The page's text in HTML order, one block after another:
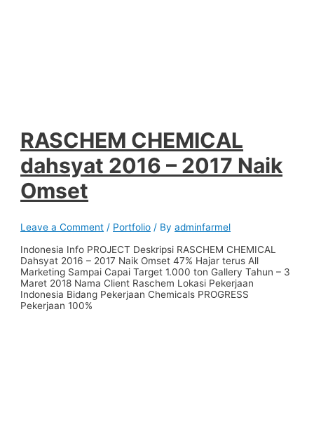
RASCHEM CHEMICAL
dahsyat 2016 – 2017 Naik
Omset
Leave a Comment / Portfolio / Byadminfarmel
Indonesia Info PROJECT Deskripsi RASCHEM CHEMICAL
Dahsyat 2016 – 2017 Naik Omset 47% Hajar terus All
Marketing Sampai Capai Target 1.000 ton Gallery Tahun – 3
Maret 2018 Nama Client Raschem Lokasi Pekerjaan
Indonesia Bidang Pekerjaan Chemicals PROGRESS
Pekerjaan 100%